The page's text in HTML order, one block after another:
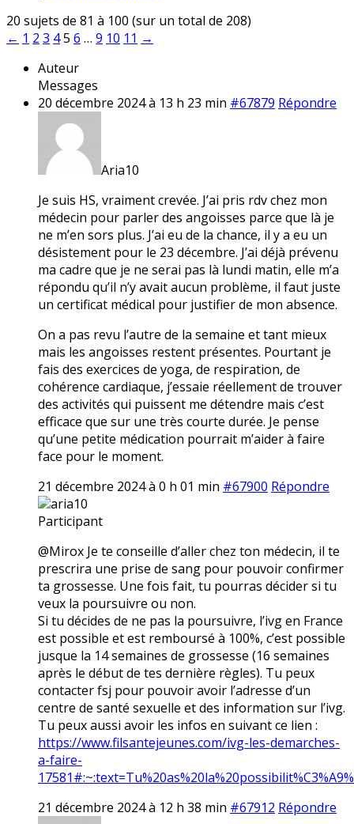
20 sujets de 81 à 100 (sur un total de 208)
← 1 2 3 45 6 … 9 10 11 →
Auteur
Messages
20 décembre 2024 à 13 h 23 min #67879 Répondre
Aria10
Je suis HS, vraiment crevée. J’ai pris rdv chez mon
médecin pour parler des angoisses parce que là je
ne m’en sors plus. J’ai eu de la chance, il y a eu un
désistement pour le 23 décembre. J’ai déjà prévenu
ma cadre que je ne serai pas là lundi matin, elle m’a
répondu qu’il n’y avait aucun problème, il faut juste
un certificat médical pour justifier de mon absence.
On a pas revu l’autre de la semaine et tant mieux
mais les angoisses restent présentes. Pourtant je
fais des exercices de yoga, de respiration, de
cohérence cardiaque, j’essaie réellement de trouver
des activités qui puissent me détendre mais c’est
efficace que sur une très courte durée. Je pense
qu’une petite médication pourrait m’aider à faire
face pour le moment.
21 décembre 2024 à 0 h 01 min #67900 Répondre
aria10
Participant
@Mirox Je te conseille d’aller chez ton médecin, il te
prescrira une prise de sang pour pouvoir confirmer
ta grossesse. Une fois fait, tu pourras décider si tu
veux la poursuivre ou non.
Si tu décides de ne pas la poursuivre, l’ivg en France
est possible et est remboursé à 100%, c’est possible
jusque la 14 semaines de grossesse (16 semaines
après le début de tes dernière règles). Tu peux
contacter fsj pour pouvoir avoir l’adresse d’un
centre de santé sexuelle et des information sur l’ivg.
Tu peux aussi avoir les infos en suivant ce lien :
https://www.filsantejeunes.com/ivg-les-demarches-
a-faire-
21 décembre 2024 à 12 h 38 min #67912 Répondre